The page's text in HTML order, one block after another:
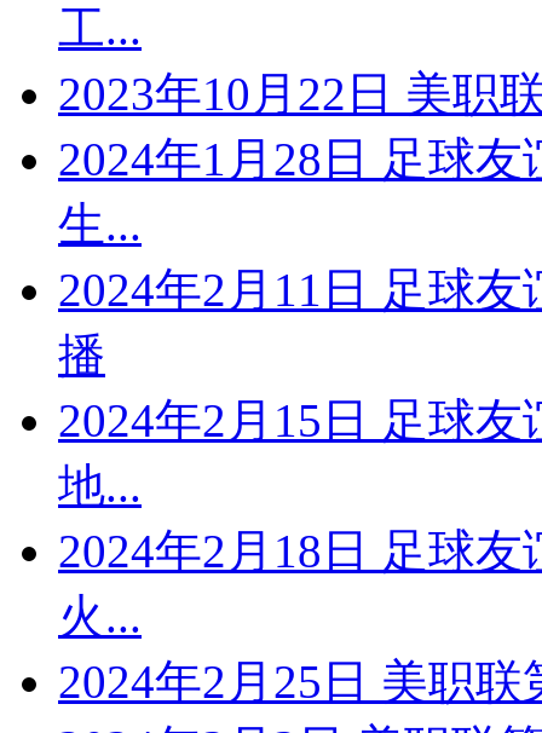
工...
2023年10月22日 美职
2024年1月28日 足球
生...
2024年2月11日 足球
播
2024年2月15日 足球
地...
2024年2月18日 足球
火...
2024年2月25日 美职